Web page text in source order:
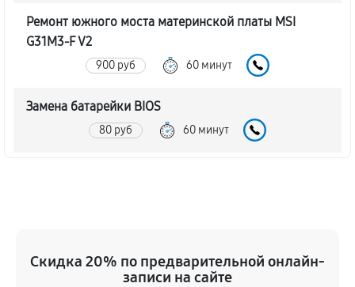
Ремонт южного моста материнской платы MSI
G31M3-F V2
900 руб 60 минут
Замена батарейки BIOS
80 руб 60 минут
Скидка 20% по предварительной онлайн-
записи на сайте